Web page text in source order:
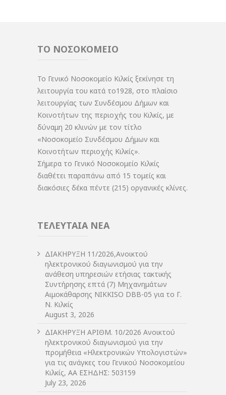
ΤΟ ΝΟΣΟΚΟΜΕΙΟ
Το Γενικό Νοσοκομείο Κιλκίς ξεκίνησε τη
λειτουργία του κατά το1928, στο πλαίσιο
λειτουργίας των Συνδέσμου Δήμων και
Κοινοτήτων της περιοχής του Κιλκίς, με
δύναμη 20 κλινών με τον τίτλο
«Νοσοκομείο Συνδέσμου Δήμων και
Κοινοτήτων περιοχής Κιλκίς».
Σήμερα το Γενικό Νοσοκομείο Κιλκίς
διαθέτει παραπάνω από 15 τομείς και
διακόσιες δέκα πέντε (215) οργανικές κλίνες.
ΤΕΛΕΥΤΑΙΑ ΝΕΑ
ΔIΑΚΗΡΥΞΗ 11/2026,Ανοικτού
ηλεκτρονικού διαγωνισμού για την
ανάθεση υπηρεσιών ετήσιας τακτικής
Συντήρησης επτά (7) Μηχανημάτων
Αιμοκάθαρσης NIKKISO DBB-05 για το Γ.
Ν. Κιλκίς
August 3, 2026
ΔIΑΚΗΡΥΞΗ ΑΡIΘΜ. 10/2026 Ανοικτού
ηλεκτρονικού διαγωνισμού για την
προμήθεια «Ηλεκτρονικών Υπολογιστών»
για τις ανάγκες του Γενικού Νοσοκομείου
Κιλκίς, ΑΑ ΕΣΗΔΗΣ: 503159
July 23, 2026